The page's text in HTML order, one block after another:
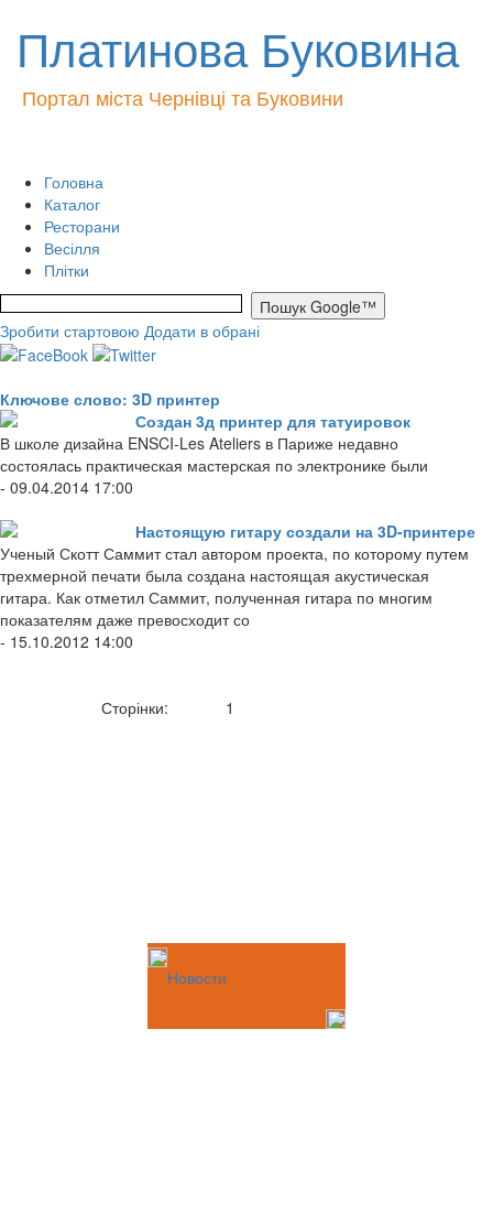
Платинова Буковина
Портал міста Чернівці та Буковини
Головна
Каталог
Ресторани
Весілля
Плітки
Зробити стартовою Додати в обрані
Ключове слово: 3D принтер
Создан 3д принтер для татуировок
В школе дизайна ENSCI-Les Ateliers в Париже недавно
состоялась практическая мастерская по электронике были
- 09.04.2014 17:00
Настоящую гитару создали на 3D-принтере
Ученый Скотт Саммит стал автором проекта, по которому путем
трехмерной печати была создана настоящая акустическая
гитара. Как отметил Саммит, полученная гитара по многим
показателям даже превосходит со
- 15.10.2012 14:00
Сторінки: 1
Новости